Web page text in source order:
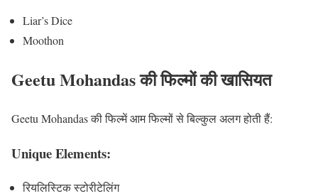
Liar’s Dice
Moothon
Geetu Mohandas की फिल्मों की खासियत
Geetu Mohandas की फिल्में आम फिल्मों से बिल्कुल अलग होती हैं:
Unique Elements:
रियलिस्टिक स्टोरीटेलिंग